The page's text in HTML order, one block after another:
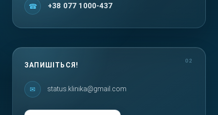
+38 077 1000-437
ЗАПИШІТЬСЯ!
status.klinika@gmail.com